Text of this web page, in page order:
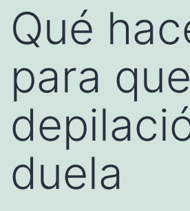
Qué
para
duela